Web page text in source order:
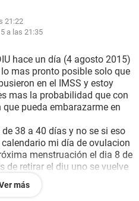
21:22
a las 21:35
hace un día (4 agosto 2015)
mas pronto posible solo que
en el IMSS y estoy
mas la probabilidad que con
pueda embarazarme en
38 a 40 días y no se si eso
mi día de ovulacion
menstruación el dia 8 de
de retirar el diu uno se vuelve
más